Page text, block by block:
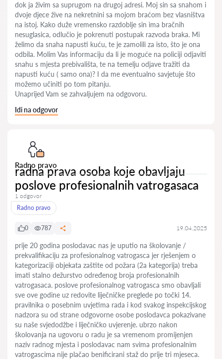
dok ja živim sa suprugom na drugoj adresi. Moj sin sa snahom i
dvoje djece žive na nekretnini sa mojom braćom bez vlasništva
na istoj. Kako duže vremensko razdoblje sin ima bračnih
nesuglasica, odlučio je pokrenuti postupak razvoda braka. Mi
želimo da snaha napusti kuću, te je zamolili za isto, što je ona
odbila. Molim Vas informaciju da li je moguće na policiji odjaviti
snahu s mjesta prebivališta, te na temelju odjave tražiti da
napusti kuću ( samo ona)? I da me eventualno savjetuje što
možemo učiniti po tom pitanju.
Unaprijed Vam se zahvaljujem na odgovoru.
Idi na odgovor
Radno pravo
radna prava osoba koje obavljaju
poslove profesionalnih vatrogasaca
1 odgovor
Radno pravo
0 787 19.04.2025
prije 20 godina poslodavac nas je uputio na školovanje /
prekvalifikaciju za profesionalnog vatrogasca jer rješenjem o
kategorizaciji objekata zaštite od požara (2a kategorija) treba
imati stalno dežurstvo određenog broja profesionalnih
vatrogasaca. poslove profesionalnog vatrogasca smo obavljali
sve ove godine uz redovite liječničke preglede po točki 14.
pravilnika o posebnim uvjetima rada i kod svakog inspekcijskog
nadzora su od strane odgovorne osobe poslodavca pokazivane
su naše svjedodžbe i liječničko uvjerenje. ubrzo nakon
školovanja na ugovoru o radu je sa vremenom promijenjen
naziv radnog mjesta i poslodavac nam svima profesionalnim
vatrogascima nije plačao benificirani staž do prije tri mjeseca.